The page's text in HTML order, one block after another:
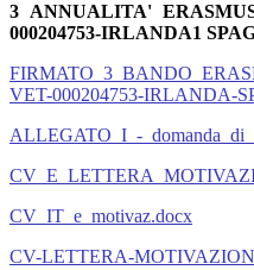
3 ANNUALITA'
000204753-IRLANDA1
VET-000204753-IRLANDA-
ALLEGATO_I_-
CV_IT_e_motivaz.docx
CV-LETTERA-